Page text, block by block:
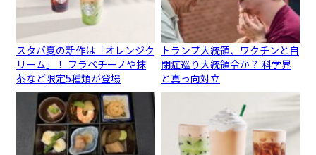
スタバ夏の新作は「オレンジク
リーム」！ フラペチーノや抹
茶など限定5種類が登場
トランプ大統領、ワクチンと自
閉症巡り大統領令か？ 科学界
と真っ向対立